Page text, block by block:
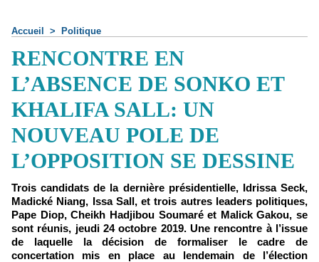
Accueil > Politique
RENCONTRE EN
L’ABSENCE DE SONKO ET
KHALIFA SALL: UN
NOUVEAU POLE DE
L’OPPOSITION SE DESSINE
Trois candidats de la dernière présidentielle, Idrissa Seck,
Madické Niang, Issa Sall, et trois autres leaders politiques,
Pape Diop, Cheikh Hadjibou Soumaré et Malick Gakou, se
sont réunis, jeudi 24 octobre 2019. Une rencontre à l’issue
de laquelle la décision de formaliser le cadre de
concertation mis en place au lendemain de l’élection